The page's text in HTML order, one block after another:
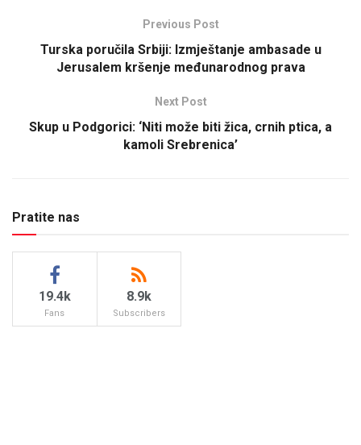
Previous Post
Turska poručila Srbiji: Izmještanje ambasade u
Jerusalem kršenje međunarodnog prava
Next Post
Skup u Podgorici: ‘Niti može biti žica, crnih ptica, a
kamoli Srebrenica’
Pratite nas
19.4k
Fans
8.9k
Subscribers